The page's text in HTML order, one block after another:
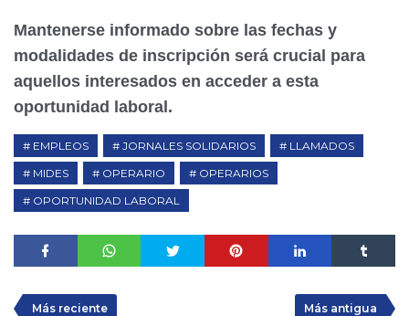
Mantenerse informado sobre las fechas y
modalidades de inscripción será crucial para
aquellos interesados en acceder a esta
oportunidad laboral.
EMPLEOS JORNALES SOLIDARIOS
LLAMADOS
MIDES
OPERARIO
OPERARIOS
OPORTUNIDAD LABORAL
Más reciente Más antigua